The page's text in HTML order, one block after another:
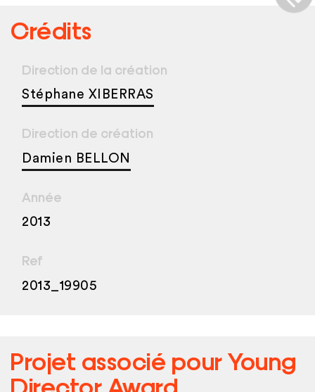
Crédits
Direction de la création
Stéphane XIBERRAS
Direction de création
Damien BELLON
Année
2013
Ref
2013_19905
Projet associé pourYoung
Director Award